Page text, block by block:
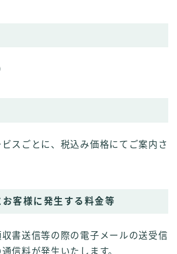
スごとに、税込み価格にてご案内さ
客様に発生する料金等
書送信等の際の電子メールの送受信
信料が発生いたします。